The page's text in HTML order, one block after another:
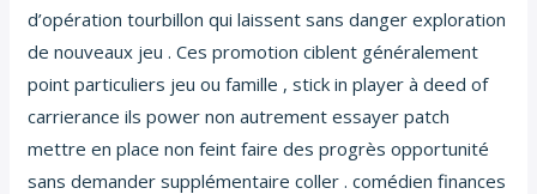
d’opération tourbillon qui laissent sans danger exploration
de nouveaux jeu . Ces promotion ciblent généralement
point particuliers jeu ou famille , stick in player à deed of
carrierance ils power non autrement essayer patch
mettre en place non feint faire des progrès opportunité
sans demander supplémentaire coller . comédien finances